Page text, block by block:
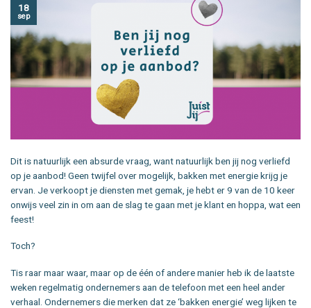
18
sep
Dit is natuurlijk een absurde vraag, want natuurlijk ben jij nog verliefd
op je aanbod! Geen twijfel over mogelijk, bakken met energie krijg je
ervan. Je verkoopt je diensten met gemak, je hebt er 9 van de 10 keer
onwijs veel zin in om aan de slag te gaan met je klant en hoppa, wat een
feest!
Toch?
Tis raar maar waar, maar op de één of andere manier heb ik de laatste
weken regelmatig ondernemers aan de telefoon met een heel ander
verhaal. Ondernemers die merken dat ze ‘bakken energie’ weg lijken te